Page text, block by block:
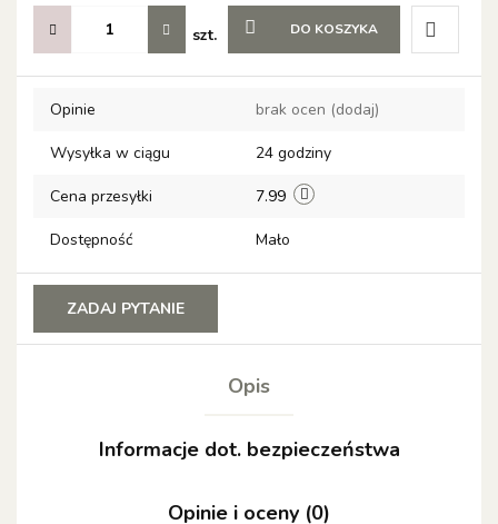
szt. DO KOSZYKA
Do
Opinie brak ocen (dodaj)
Wysyłka w ciągu 24 godziny
Cena przesyłki 7.99
Dostępność Mało
ZADAJ PYTANIE
Opis
Informacje dot. bezpieczeństwa
Opinie i oceny (0)